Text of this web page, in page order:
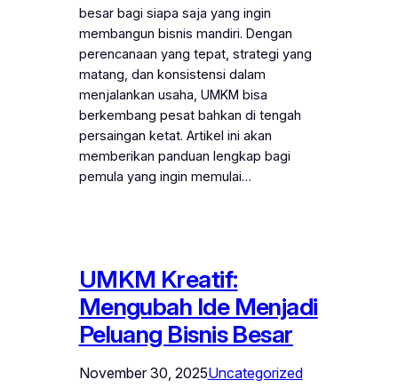
besar bagi siapa saja yang ingin
membangun bisnis mandiri. Dengan
perencanaan yang tepat, strategi yang
matang, dan konsistensi dalam
menjalankan usaha, UMKM bisa
berkembang pesat bahkan di tengah
persaingan ketat. Artikel ini akan
memberikan panduan lengkap bagi
pemula yang ingin memulai…
UMKM Kreatif:
Mengubah Ide Menjadi
Peluang Bisnis Besar
November 30, 2025Uncategorized